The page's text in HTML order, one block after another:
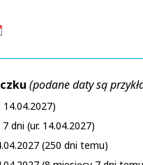
(podane daty są
dni (ur. 14.04.2027)
(250 dni temu)